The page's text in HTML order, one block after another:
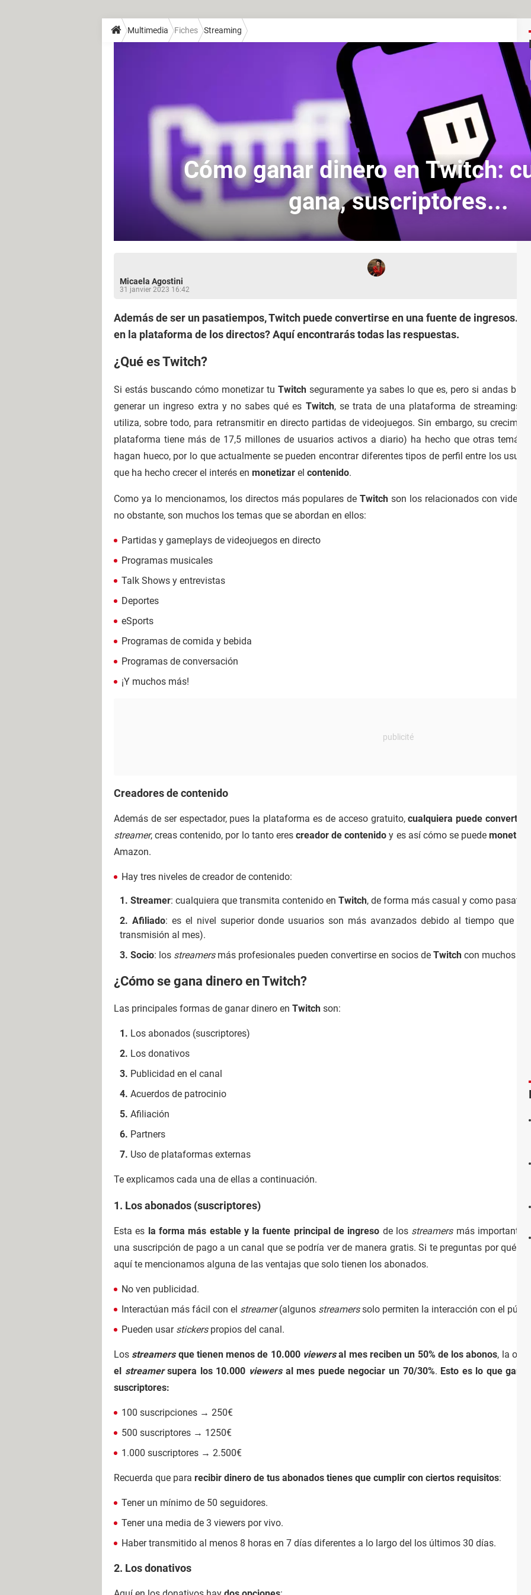
Multimedia Fiches Streaming
Cómo ganar dinero en Twitch:
gana, suscriptores...
Micaela Agostini
31 janvier 2023 16:42
Además de ser un pasatiempos, Twitch puede convertirse en una fuente de ingresos.
en la plataforma de los directos? Aquí encontrarás todas las respuestas.
¿Qué es Twitch?
Si estás buscando cómo monetizar tu Twitchseguramente ya sabes lo que es, pero si andas
generar un ingreso extra y no sabes qué es Twitch, se trata de una plataforma de streamings
utiliza, sobre todo, para retransmitir en directo partidas de videojuegos. Sin embargo, su
plataforma tiene más de 17,5 millones de usuarios activos a diario) ha hecho que otras
hagan hueco, por lo que actualmente se pueden encontrar diferentes tipos de perfil entre los
que ha hecho crecer el interés en monetizar el contenido.
Como ya lo mencionamos, los directos más populares deTwitch son los relacionados con
no obstante, son muchos los temas que se abordan en ellos:
Partidas y gameplays de videojuegos en directo
Programas musicales
Talk Shows y entrevistas
Deportes
eSports
Programas de comida y bebida
Programas de conversación
¡Y muchos más!
Creadores de contenido
Además de ser espectador, pues la plataforma es de acceso gratuito,cualquiera puede
streamer, creas contenido, por lo tanto eres creador de contenido y es así cómo se puede
Amazon.
Hay tres niveles de creador de contenido:
Streamer: cualquiera que transmita contenido en Twitch, de forma más casual y como
Afiliado: es el nivel superior donde usuarios son más avanzados debido al tiempo que
transmisión al mes).
Socio: los streamersmás profesionales pueden convertirse en socios de Twitch con muchos
¿Cómo se gana dinero en Twitch?
Las principales formas de ganar dinero en Twitch son:
Los abonados (suscriptores)
Los donativos
Publicidad en el canal
Acuerdos de patrocinio
Afiliación
Partners
Uso de plataformas externas
Te explicamos cada una de ellas a continuación.
1. Los abonados (suscriptores)
Esta es la forma más estable y la fuente principal de ingreso de los streamers más
una suscripción de pago a un canal que se podría ver de manera gratis. Si te preguntas por qué
aquí te mencionamos alguna de las ventajas que solo tienen los abonados.
No ven publicidad.
Interactúan más fácil con el streamer(algunos streamerssolo permiten la interacción con el
Pueden usar stickerspropios del canal.
Los streamersque tienen menos de 10.000 viewersal mes reciben un 50% de los abonos, la
el streamersupera los 10.000 viewersal mes puede negociar un 70/30%. Esto es lo que
suscriptores:
100 suscripciones → 250€
500 suscriptores → 1250€
1.000 suscriptores → 2.500€
Recuerda que para recibir dinero de tus abonados tienes que cumplir con ciertos requisitos:
Tener un mínimo de 50 seguidores.
Tener una media de 3 viewers por vivo.
Haber transmitido al menos 8 horas en 7 días diferentes a lo largo del los últimos 30 días.
2. Los donativos